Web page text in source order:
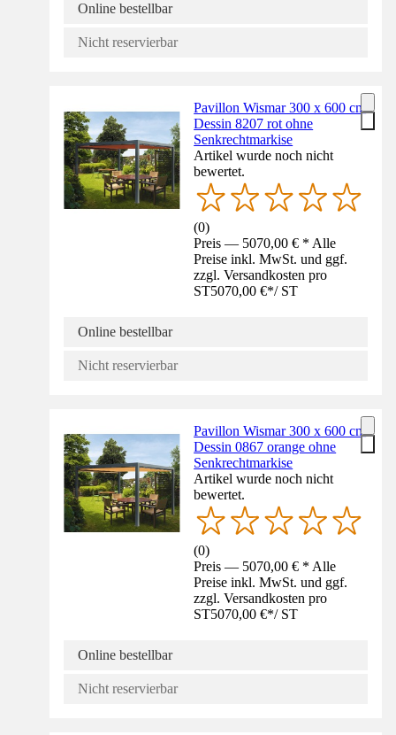
Online bestellbar
Nicht reservierbar
Pavillon Wismar 300 x 600 cm
Dessin 8207 rot ohne
Senkrechtmarkise
Artikel wurde noch nicht
bewertet.
(0)
Preis — 5070,00 € * Alle
Preise inkl. MwSt. und ggf.
zzgl. Versandkosten pro
ST5070,00 €*/ ST
Online bestellbar
Nicht reservierbar
Pavillon Wismar 300 x 600 cm
Dessin 0867 orange ohne
Senkrechtmarkise
Artikel wurde noch nicht
bewertet.
(0)
Preis — 5070,00 € * Alle
Preise inkl. MwSt. und ggf.
zzgl. Versandkosten pro
ST5070,00 €*/ ST
Online bestellbar
Nicht reservierbar